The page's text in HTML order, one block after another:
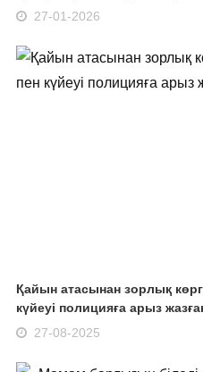
27-01-2026
Қайын атасынан зорлық
күйеуі полицияға арыз
27-08-2025